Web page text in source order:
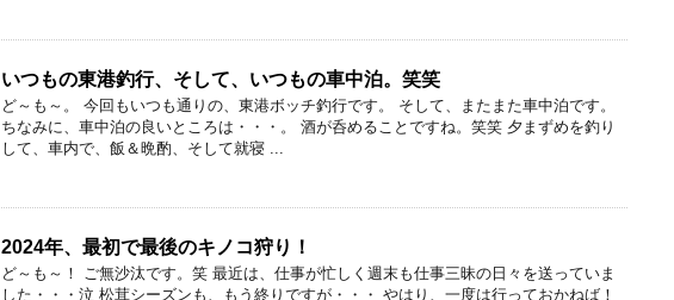
いつもの東港釣行、そして、いつもの車中泊。笑笑
ど～も～。 今回もいつも通りの、東港ボッチ釣行です。 そして、またまた車中泊です。
ちなみに、車中泊の良いところは・・・。 酒が呑めることですね。笑笑 夕まずめを釣り
して、車内で、飯＆晩酌、そして就寝 ...
2024年、最初で最後のキノコ狩り！
ど～も～！ ご無沙汰です。笑 最近は、仕事が忙しく週末も仕事三昧の日々を送っていま
した・・・泣 松茸シーズンも、もう終りですが・・・ やはり、一度は行っておかねば！